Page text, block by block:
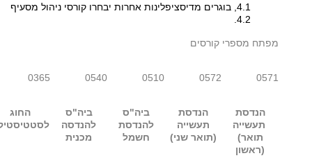
4.1, בוגרים מדיסציפלינות אחרות יבחרו קורסי ניהול מסעיף
4.2.
מפתח מספרי קורסים
0571
0572
0510
0540
0365
הנדסת
(תואר
ראשון)
הנדסת
תעשייה
(תואר שני)
ביה"ס
להנדסת
חשמל
ביה"ס
להנדסה
מכנית
החוג